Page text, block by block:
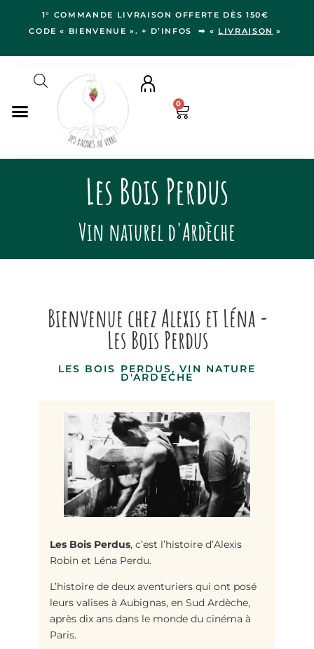
1° COMMANDE LIVRAISON OFFERTE DÈS 150€
CODE « BIENVENUE ». + D’INFOS ➡ « LIVRAISON »
NOS VINS
IDÉES CADEAUX
NOS VIGNERON.NE.S
0
Les Bois Perdus
Vin naturel d'Ardèche
Bienvenue chez Alexis et Léna -
Les Bois Perdus
LES BOIS PERDUS, VIN NATURE
D'ARDECHE
Les Bois Perdus, c’est l’histoire d’Alexis
Robin et Léna Perdu.
L’histoire de deux aventuriers qui ont posé
leurs valises à Aubignas, en Sud Ardèche,
après dix ans dans le monde du cinéma à
Paris.